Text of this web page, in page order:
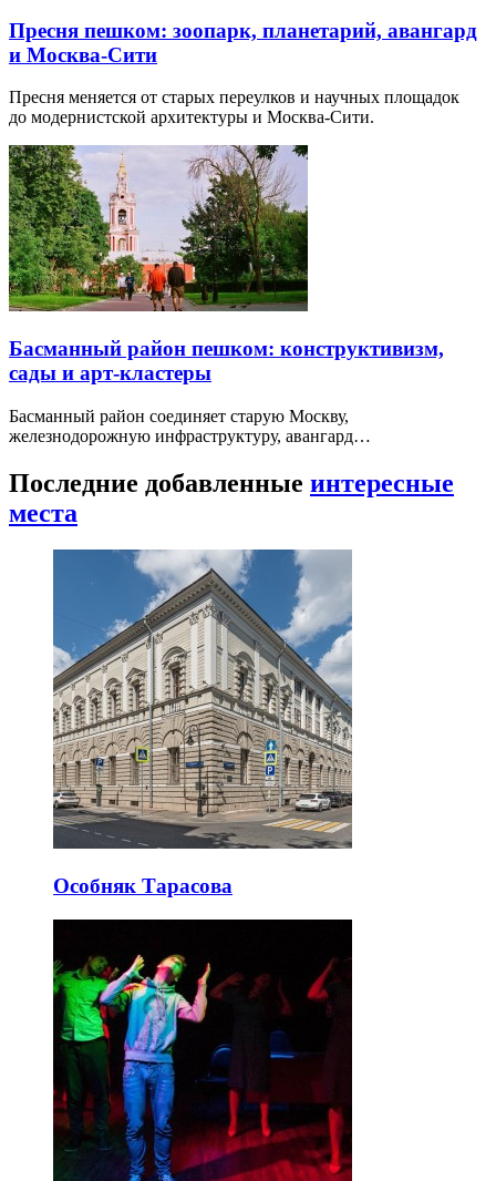
Пресня пешком: зоопарк, планетарий, авангард
и Москва-Сити
Пресня меняется от старых переулков и научных площадок
до модернистской архитектуры и Москва-Сити.
Басманный район пешком: конструктивизм,
сады и арт-кластеры
Басманный район соединяет старую Москву,
железнодорожную инфраструктуру, авангард…
Последние добавленные интересные
места
Особняк Тарасова